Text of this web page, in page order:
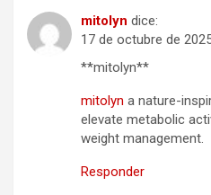
mitolyn dice:
17 de octubre de
**mitolyn**
mitolyn a nature-
elevate metabolic
weight management.
Responder